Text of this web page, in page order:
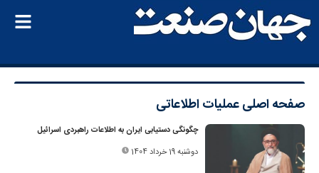
صفحه اصلیعملیات اطلاعاتی
چگونگی دستیابی ایران به اطلاعات راهبردی اسرائیل
دوشنبه 19 خرداد 1404